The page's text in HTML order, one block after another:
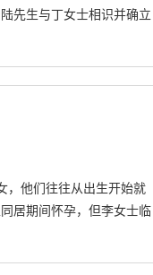
先生与丁女士相识并确立
，他们往往从出生开始就
居期间怀孕，但李女士临